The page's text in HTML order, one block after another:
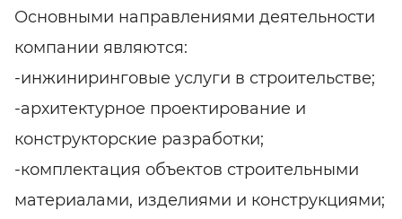
Основными направлениями деятельности
компании являются:
-инжиниринговые услуги в строительстве;
-архитектурное проектирование и
конструкторские разработки;
-комплектация объектов строительными
материалами, изделиями и конструкциями;